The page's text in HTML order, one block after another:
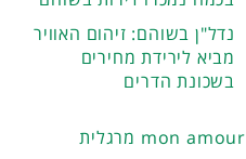
נדל"ן בשוהם: זיהום האוויר
מביא לירידת מחירים
בשכונת הדרים
מרגלית mon amour